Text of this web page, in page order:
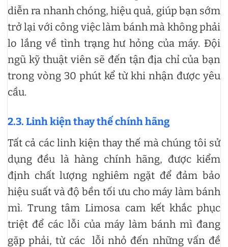
diễn ra nhanh chóng, hiệu quả, giúp bạn sớm
trở lại với công việc làm bánh mà không phải
lo lắng về tình trạng hư hỏng của máy. Đội
ngũ kỹ thuật viên sẽ đến tận địa chỉ của bạn
trong vòng 30 phút kể từ khi nhận được yêu
cầu.
2.3. Linh kiện thay thế chính hãng
Tất cả các linh kiện thay thế mà chúng tôi sử
dụng đều là hàng chính hãng, được kiểm
định chất lượng nghiêm ngặt để đảm bảo
hiệu suất và độ bền tối ưu cho máy làm bánh
mì. Trung tâm Limosa cam kết khắc phục
triệt để các lỗi của máy làm bánh mì đang
gặp phải, từ các lỗi nhỏ đến những vấn đề